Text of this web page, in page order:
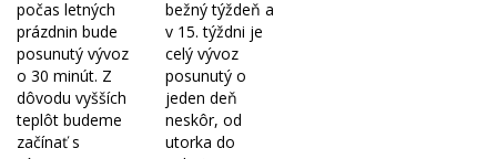
počas letných
prázdnin bude
posunutý vývoz
o 30 minút. Z
dôvodu vyšších
teplôt budeme
začínať s
bežný týždeň a
v 15. týždni je
celý vývoz
posunutý o
jeden deň
neskôr, od
utorka do